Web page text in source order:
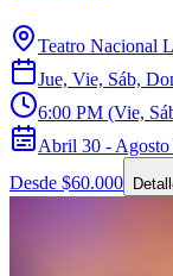
Teatro Nacional
Jue, Vie, Sáb,
6:00 PM (Vie,
Abril 30 - Agosto
Desde $60.000